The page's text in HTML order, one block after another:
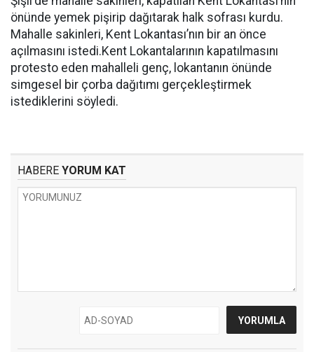
önünde yemek pişirip dağıtarak halk sofrası kurdu.
Mahalle sakinleri, Kent Lokantası’nın bir an önce
açılmasını istedi.Kent Lokantalarının kapatılmasını
protesto eden mahalleli genç, lokantanın önünde
simgesel bir çorba dağıtımı gerçekleştirmek
istediklerini söyledi.
HABERE YORUM KAT